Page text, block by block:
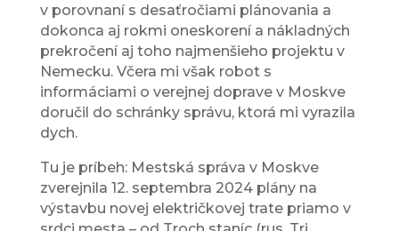
v porovnaní s desaťročiami plánovania a
dokonca aj rokmi oneskorení a nákladných
prekročení aj toho najmenšieho projektu v
Nemecku. Včera mi však robot s
informáciami o verejnej doprave v Moskve
doručil do schránky správu, ktorá mi vyrazila
dych.
Tu je príbeh: Mestská správa v Moskve
zverejnila 12. septembra 2024 plány na
výstavbu novej električkovej trate priamo v